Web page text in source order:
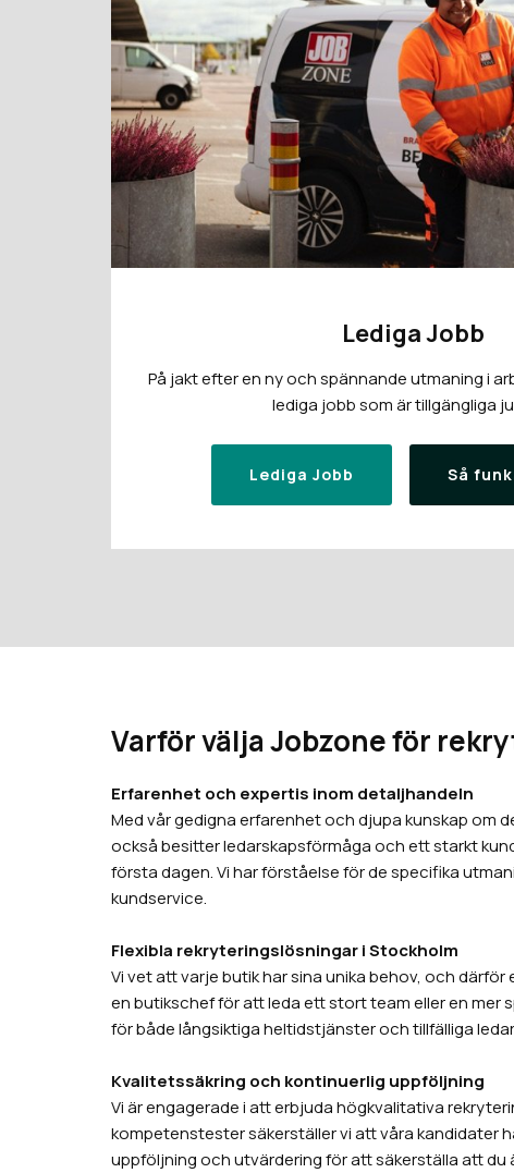
Lediga Jobb
På jakt efter en ny och spännande utmaning i
lediga jobb som är tillgängliga
Lediga Jobb Så
Varför välja Jobzone för
Erfarenhet och expertis inom detaljhandeln
Med vår gedigna erfarenhet och djupa kunskap om
också besitter ledarskapsförmåga och ett starkt
första dagen. Vi har förståelse för de specifika
kundservice.
Flexibla rekryteringslösningar i Stockholm
Vi vet att varje butik har sina unika behov, och
en butikschef för att leda ett stort team eller en mer
för både långsiktiga heltidstjänster och tillfälliga
Kvalitetssäkring och kontinuerlig uppföljning
Vi är engagerade i att erbjuda högkvalitativa
kompetenstester säkerställer vi att våra kandidater
uppföljning och utvärdering för att säkerställa att du